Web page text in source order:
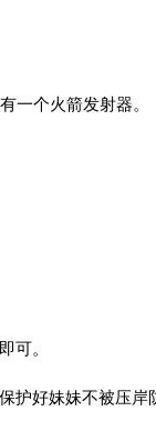
一个火箭发射器。
可。
护好妹妹不被压岸